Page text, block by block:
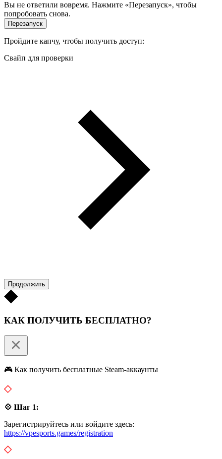
Вы не ответили вовремя. Нажмите «Перезапуск», чтобы
попробовать снова.
Перезапуск
Пройдите капчу, чтобы получить доступ:
Свайп для проверки
Продолжить
КАК ПОЛУЧИТЬ БЕСПЛАТНО?
🎮 Как получить бесплатные Steam-аккаунты
💠 Шаг 1:
Зарегистрируйтесь или войдите здесь:
https://vpesports.games/registration